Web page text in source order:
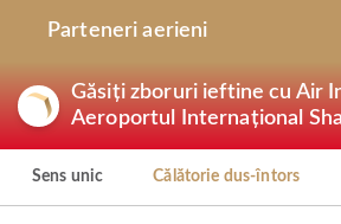
Parteneri aerieni
Găsiți zboruri ieftine cu Air
Aeroportul Internațional
Sens unic Călătorie dus-întors